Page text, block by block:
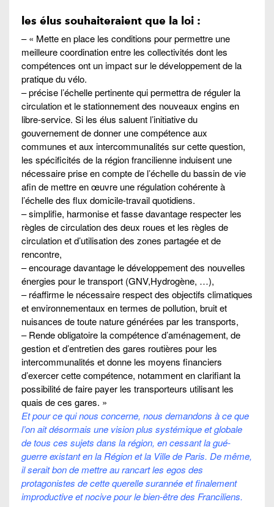
les élus souhaiteraient que la loi :
– « Mette en place les conditions pour permettre une
meilleure coordination entre les collectivités dont les
compétences ont un impact sur le développement de la
pratique du vélo.
– précise l’échelle pertinente qui permettra de réguler la
circulation et le stationnement des nouveaux engins en
libre-service. Si les élus saluent l’initiative du
gouvernement de donner une compétence aux
communes et aux intercommunalités sur cette question,
les spécificités de la région francilienne induisent une
nécessaire prise en compte de l’échelle du bassin de vie
afin de mettre en œuvre une régulation cohérente à
l’échelle des flux domicile-travail quotidiens.
– simplifie, harmonise et fasse davantage respecter les
règles de circulation des deux roues et les règles de
circulation et d’utilisation des zones partagée et de
rencontre,
– encourage davantage le développement des nouvelles
énergies pour le transport (GNV,Hydrogène, …),
– réaffirme le nécessaire respect des objectifs climatiques
et environnementaux en termes de pollution, bruit et
nuisances de toute nature générées par les transports,
– Rende obligatoire la compétence d’aménagement, de
gestion et d’entretien des gares routières pour les
intercommunalités et donne les moyens financiers
d’exercer cette compétence, notamment en clarifiant la
possibilité de faire payer les transporteurs utilisant les
quais de ces gares. »
Et pour ce qui nous concerne, nous demandons à ce que
l’on ait désormais une vision plus systémique et globale
de tous ces sujets dans la région, en cessant la gué-
guerre existant en la Région et la Ville de Paris. De même,
il serait bon de mettre au rancart les egos des
protagonistes de cette querelle surannée et finalement
improductive et nocive pour le bien-être des Franciliens.